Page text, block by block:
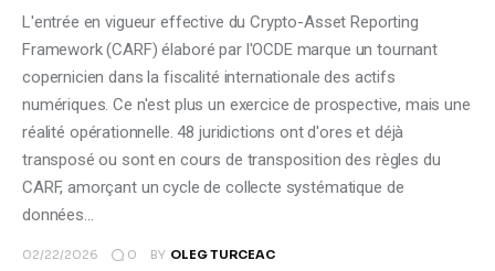
L'entrée en vigueur effective du Crypto-Asset Reporting
Framework (CARF) élaboré par l'OCDE marque un tournant
copernicien dans la fiscalité internationale des actifs
numériques. Ce n'est plus un exercice de prospective, mais une
réalité opérationnelle. 48 juridictions ont d'ores et déjà
transposé ou sont en cours de transposition des règles du
CARF, amorçant un cycle de collecte systématique de
données…
02/22/2026 0 BY OLEG TURCEAC